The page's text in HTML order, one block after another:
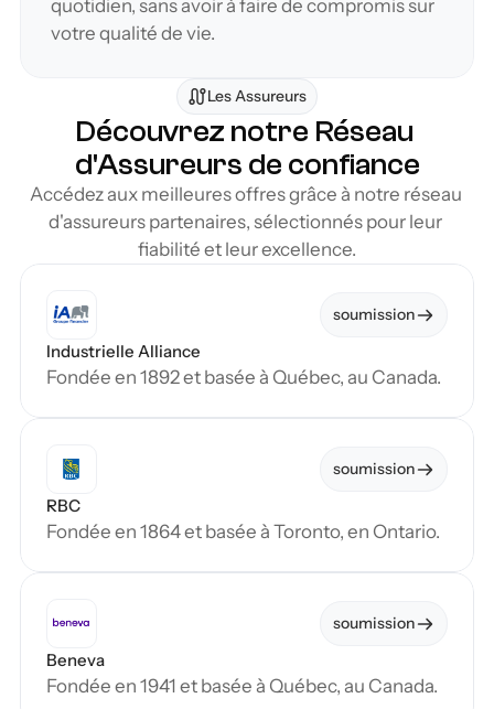
quotidien, sans avoir à faire de compromis sur
votre qualité de vie.
Les Assureurs
Découvrez notre Réseau
d'Assureurs de confiance
Accédez aux meilleures offres grâce à notre réseau
d'assureurs partenaires, sélectionnés pour leur
fiabilité et leur excellence.
soumission
Industrielle Alliance
Fondée en 1892 et basée à Québec, au Canada.
soumission
RBC
Fondée en 1864 et basée à Toronto, en Ontario.
soumission
Beneva
Fondée en 1941 et basée à Québec, au Canada.